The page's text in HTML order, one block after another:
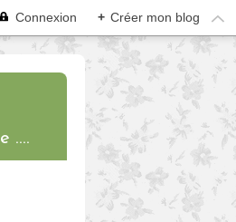
Connexion + Créer mon blog
....